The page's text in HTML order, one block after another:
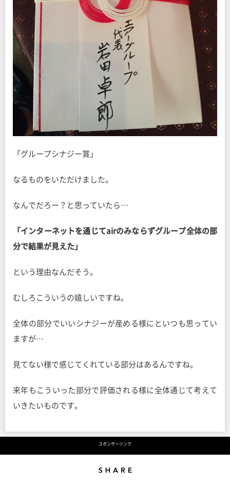
「グループシナジー賞」
なるものをいただけました。
なんでだろー？と思っていたら…
「インターネットを通じてairのみならずグループ全体の部
分で結果が見えた」
という理由なんだそう。
むしろこういうの嬉しいですね。
全体の部分でいいシナジーが産める様にといつも思ってい
ますが…
見てない様で感じてくれている部分はあるんですね。
来年もこういった部分で評価される様に全体通じて考えて
いきたいものです。
スポンサーリンク